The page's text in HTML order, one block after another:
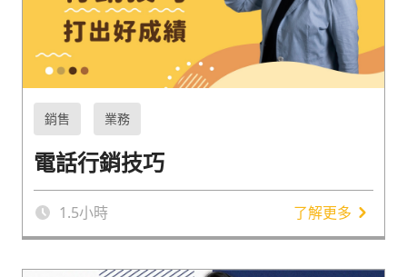
銷售 業務
電話行銷技巧
1.5小時 了解更多